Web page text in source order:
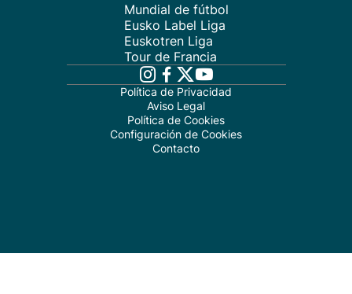
Mundial de fútbol
Eusko Label Liga
Euskotren Liga
Tour de Francia
Política de Privacidad
Aviso Legal
Política de Cookies
Configuración de Cookies
Contacto